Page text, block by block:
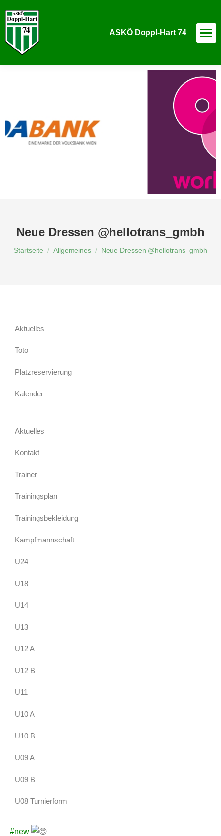
ASKÖ Doppl-Hart 74
Neue Dressen @hellotrans_gmbh
Du bist hier:
Startseite Allgemeines Neue Dressen @hellotrans_gmbh
#new
Aktuelles
Toto
Platzreservierung
Kalender
Aktuelles
Kontakt
Trainer
Trainingsplan
Trainingsbekleidung
Kampfmannschaft
U24
U18
U14
U13
U12 A
U12 B
U11
U10 A
U10 B
U09 A
U09 B
U08 Turnierform